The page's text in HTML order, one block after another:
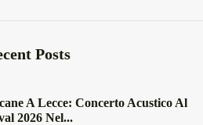
Posts
A Lecce: Concerto Acustico Al
2026 Nel...